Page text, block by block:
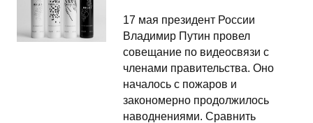
17 мая президент России
Владимир Путин провел
совещание по видеосвязи с
членами правительства. Оно
началось с пожаров и
закономерно продолжилось
наводнениями. Сравнить